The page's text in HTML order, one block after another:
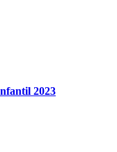
2023